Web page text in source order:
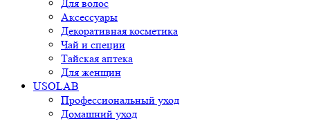
Для волос
Аксессуары
Декоративная косметика
Чай и специи
Тайская аптека
Для женщин
USOLAB
Профессиональный уход
Домашний уход